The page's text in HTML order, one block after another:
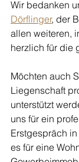
Wir bedanken
Dörflinger, der
allen weiteren,
herzlich für die
Möchten auch
Liegenschaft
unterstützt
uns für ein
Erstgespräch
es für eine